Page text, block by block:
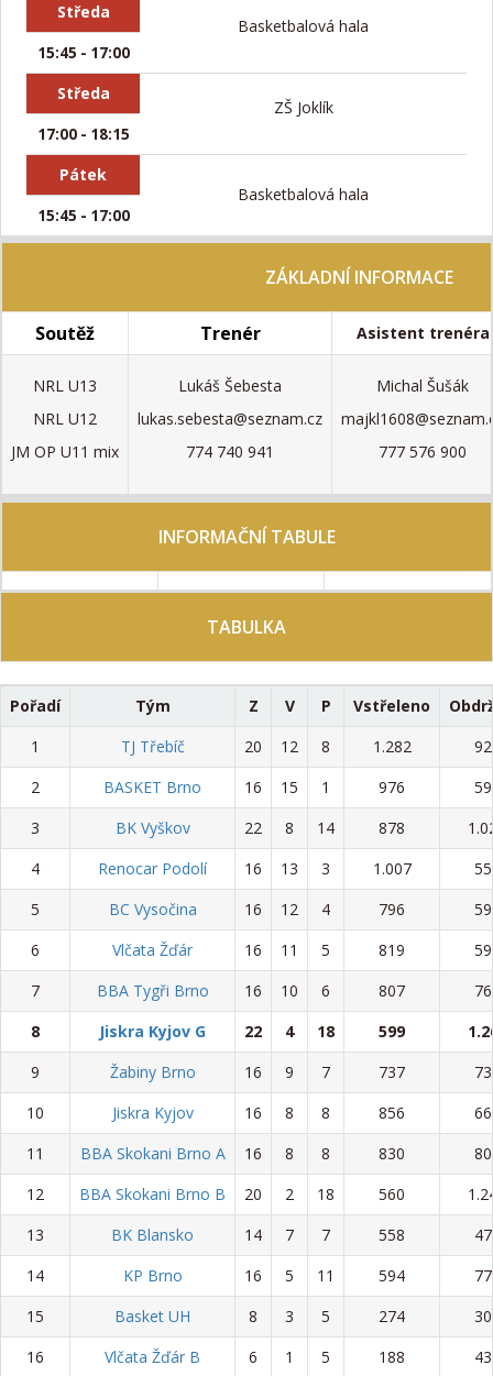
Středa
Basketbalová hala
15:45 - 17:00
Středa
ZŠ Joklík
17:00 - 18:15
Pátek
Basketbalová hala
15:45 - 17:00
ZÁKLADNÍ INFORMACE
Soutěž Trenér Asistent trenéra
NRL U13
NRL U12
JM OP U11 mix
Lukáš Šebesta
lukas.sebesta@seznam.cz
774 740 941
Michal Šušák
777 576 900
INFORMAČNÍ TABULE
TABULKA
Pořadí Tým Z V P Vstřeleno
1
TJ Třebíč 20 12 8 1.282
2
BASKET Brno 16 15 1 976
3
BK Vyškov 22 8 14 878
4
Renocar Podolí 16 13 3 1.007
5
BC Vysočina 16 12 4 796
6
Vlčata Žďár 16 11 5 819
7
BBA Tygři Brno 16 10 6 807
8
Jiskra Kyjov G 22 4 18 599
9
Žabiny Brno 16 9 7 737
10
Jiskra Kyjov 16 8 8 856
11
BBA Skokani Brno A 16 8 8 830
12
BBA Skokani Brno B 20 2 18 560
13
BK Blansko 14 7 7 558
14
KP Brno 16 5 11 594
15
Basket UH 8 3 5 274
16
Vlčata Žďár B 6 1 5 188